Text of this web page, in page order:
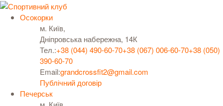
Осокорки
м. Київ,
Дніпровська набережна, 14К
Тел.:+38 (044) 490-60-70+38 (067) 006-60-70+38 (050)
390-60-70
Email:grandcrossfit2@gmail.com
Публічний договір
Печерськ